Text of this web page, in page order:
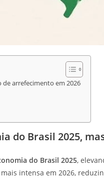
de arrefecimento em 2026
do Brasil 2025,
do Brasil 2025,
intensa em 2026,